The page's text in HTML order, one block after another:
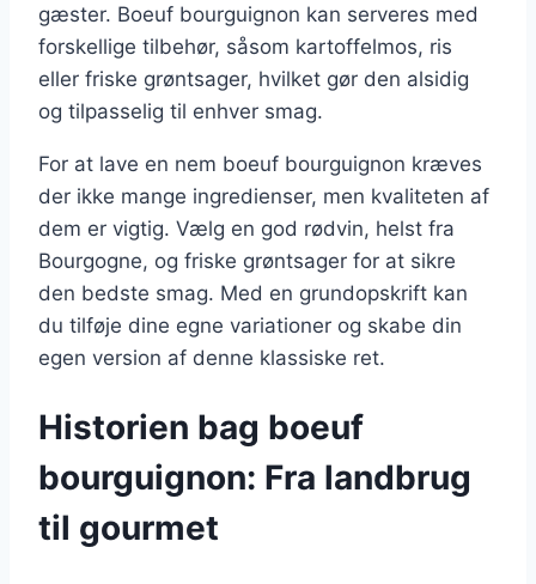
gæster. Boeuf bourguignon kan serveres med
forskellige tilbehør, såsom kartoffelmos, ris
eller friske grøntsager, hvilket gør den alsidig
og tilpasselig til enhver smag.
For at lave en nem boeuf bourguignon kræves
der ikke mange ingredienser, men kvaliteten af
dem er vigtig. Vælg en god rødvin, helst fra
Bourgogne, og friske grøntsager for at sikre
den bedste smag. Med en grundopskrift kan
du tilføje dine egne variationer og skabe din
egen version af denne klassiske ret.
Historien bag boeuf
bourguignon: Fra landbrug
til gourmet